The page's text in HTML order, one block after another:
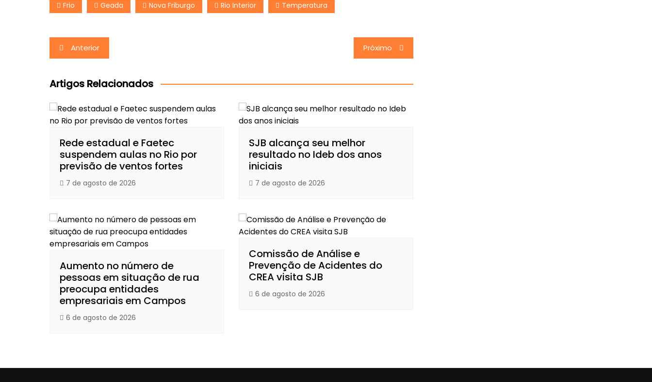
Frio Geada Nova Friburgo Rio Interior Temperatura
Navegação
de
Post
Anterior Próximo
Artigos Relacionados
Rede estadual e Faetec
suspendem aulas no Rio por
previsão de ventos fortes
7 de agosto de 2026
SJB alcança seu melhor
resultado no Ideb dos anos
iniciais
7 de agosto de 2026
Aumento no número de
pessoas em situação de rua
preocupa entidades
empresariais em Campos
6 de agosto de 2026
Comissão de Análise e
Prevenção de Acidentes do
CREA visita SJB
6 de agosto de 2026